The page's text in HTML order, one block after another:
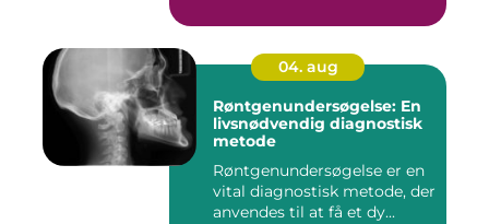
04. aug
Røntgenundersøgelse: En
livsnødvendig diagnostisk
metode
Røntgenundersøgelse er en
vital diagnostisk metode, der
anvendes til at få et dy...